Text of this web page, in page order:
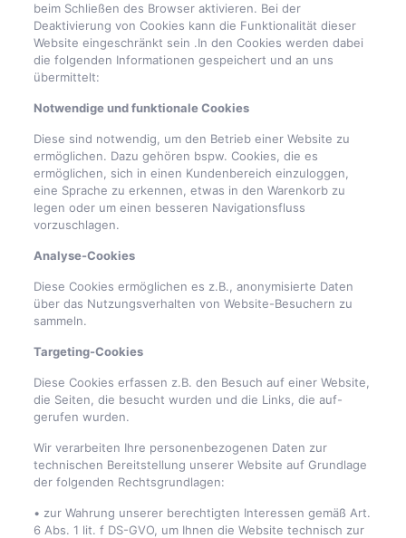
beim Schließen des Browser aktivieren. Bei der
Deaktivierung von Cookies kann die Funktionalität dieser
Website eingeschränkt sein .In den Cookies werden dabei
die folgenden Informationen gespeichert und an uns
übermittelt:
Notwendige und funktionale Cookies
Diese sind notwendig, um den Betrieb einer Website zu
ermöglichen. Dazu gehören bspw. Cookies, die es
ermöglichen, sich in einen Kundenbereich einzuloggen,
eine Sprache zu erkennen, etwas in den Warenkorb zu
legen oder um einen besseren Navigationsfluss
vorzuschlagen.
Analyse-Cookies
Diese Cookies ermöglichen es z.B., anonymisierte Daten
über das Nutzungsverhalten von Website-Besuchern zu
sammeln.
Targeting-Cookies
Diese Cookies erfassen z.B. den Besuch auf einer Website,
die Seiten, die besucht wurden und die Links, die auf-
gerufen wurden.
Wir verarbeiten Ihre personenbezogenen Daten zur
technischen Bereitstellung unserer Website auf Grundlage
der folgenden Rechtsgrundlagen:
• zur Wahrung unserer berechtigten Interessen gemäß Art.
6 Abs. 1 lit. f DS-GVO, um Ihnen die Website technisch zur